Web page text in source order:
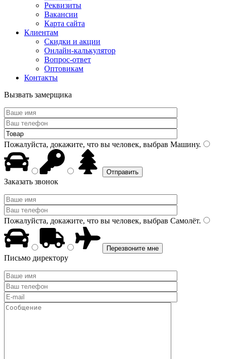
Реквизиты
Вакансии
Карта сайта
Клиентам
Скидки и акции
Онлайн-калькулятор
Вопрос-ответ
Оптовикам
Контакты
Вызвать замерщика
Пожалуйста, докажите, что вы человек, выбрав Машину.
Заказать звонок
Пожалуйста, докажите, что вы человек, выбрав Самолёт.
Письмо директору